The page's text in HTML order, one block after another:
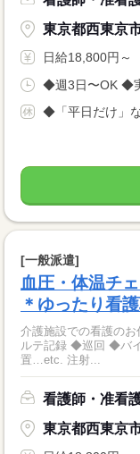
東京都西東京
日給18,800円～
◆週3日〜OK ◆
◆「平日だけ」
[一般派遣]
血圧・体温チ
＊ゆったり看
介護施設での看護のお仕事です。 具体的に
ルテ記録 ◆巡回 ◆バ
置…etc. 注射...
看護師・准看
東京都西東京